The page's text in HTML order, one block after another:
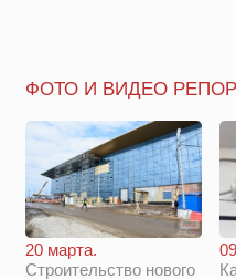
ФОТО И ВИДЕО
20 марта.
Строительство нового